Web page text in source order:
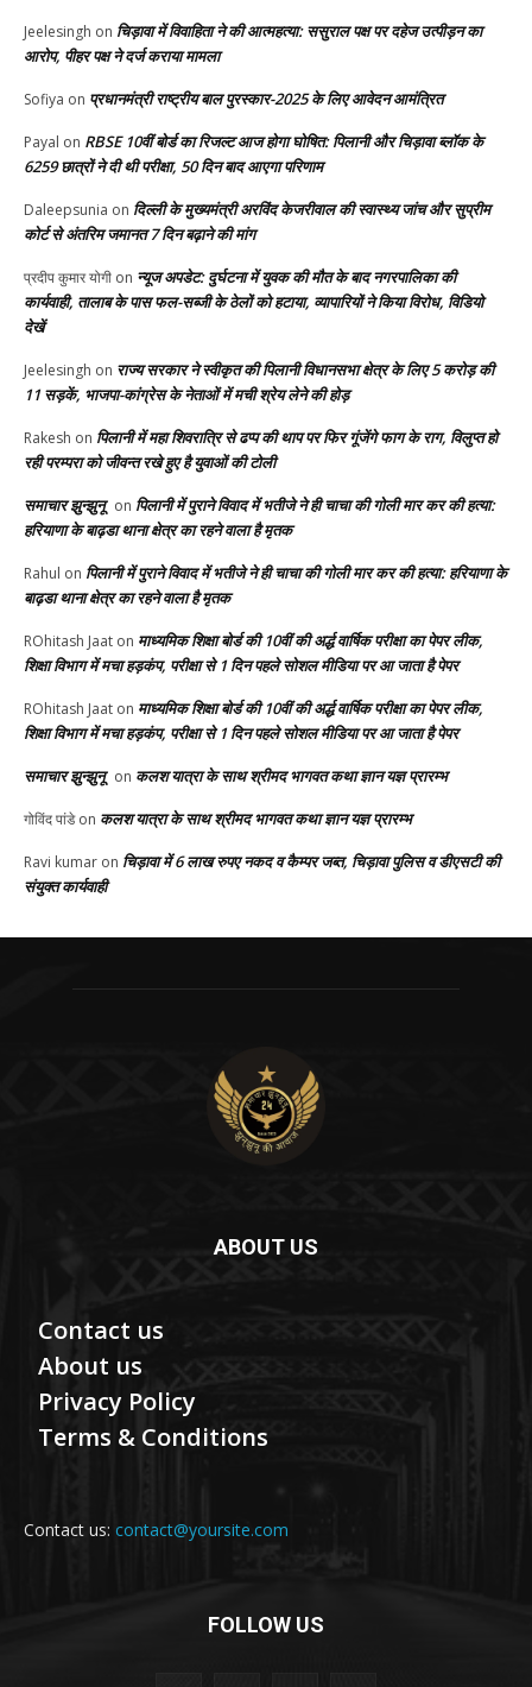
Jeelesingh on चिड़ावा में विवाहिता ने की आत्महत्या: ससुराल पक्ष पर दहेज उत्पीड़न का
आरोप, पीहर पक्ष ने दर्ज कराया मामला
Sofiya on प्रधानमंत्री राष्ट्रीय बाल पुरस्कार-2025 के लिए आवेदन आमंत्रित
Payal on RBSE 10वीं बोर्ड का रिजल्ट आज होगा घोषित: पिलानी और चिड़ावा ब्लॉक के
6259 छात्रों ने दी थी परीक्षा, 50 दिन बाद आएगा परिणाम
Daleepsunia on दिल्ली के मुख्यमंत्री अरविंद केजरीवाल की स्वास्थ्य जांच और सुप्रीम
कोर्ट से अंतरिम जमानत 7 दिन बढ़ाने की मांग
प्रदीप कुमार योगी on न्यूज अपडेट: दुर्घटना में युवक की मौत के बाद नगरपालिका की
कार्यवाही, तालाब के पास फल-सब्जी के ठेलों को हटाया, व्यापारियों ने किया विरोध, विडियो
देखें
Jeelesingh on राज्य सरकार ने स्वीकृत की पिलानी विधानसभा क्षेत्र के लिए 5 करोड़ की
11 सड़कें, भाजपा-कांग्रेस के नेताओं में मची श्रेय लेने की होड़
Rakesh on पिलानी में महा शिवरात्रि से ढप्प की थाप पर फिर गूंजेंगे फाग के राग, विलुप्त हो
रही परम्परा को जीवन्त रखे हुए है युवाओं की टोली
समाचार झुन्झुनू on पिलानी में पुराने विवाद में भतीजे ने ही चाचा की गोली मार कर की हत्या:
हरियाणा के बाढ़डा थाना क्षेत्र का रहने वाला है मृतक
Rahul on पिलानी में पुराने विवाद में भतीजे ने ही चाचा की गोली मार कर की हत्या: हरियाणा के
बाढ़डा थाना क्षेत्र का रहने वाला है मृतक
ROhitash Jaat on माध्यमिक शिक्षा बोर्ड की 10वीं की अर्द्ध वार्षिक परीक्षा का पेपर लीक,
शिक्षा विभाग में मचा हड़कंप, परीक्षा से 1 दिन पहले सोशल मीडिया पर आ जाता है पेपर
ROhitash Jaat on माध्यमिक शिक्षा बोर्ड की 10वीं की अर्द्ध वार्षिक परीक्षा का पेपर लीक,
शिक्षा विभाग में मचा हड़कंप, परीक्षा से 1 दिन पहले सोशल मीडिया पर आ जाता है पेपर
समाचार झुन्झुनू on कलश यात्रा के साथ श्रीमद भागवत कथा ज्ञान यज्ञ प्रारम्भ
गोविंद पांडेon कलश यात्रा के साथ श्रीमद भागवत कथा ज्ञान यज्ञ प्रारम्भ
Ravi kumar on चिड़ावा में 6 लाख रुपए नकद व कैम्पर जब्त, चिड़ावा पुलिस व डीएसटी की
संयुक्त कार्यवाही
ABOUT US
Contact us
About us
Privacy Policy
Terms & Conditions
Contact us: contact@yoursite.com
FOLLOW US